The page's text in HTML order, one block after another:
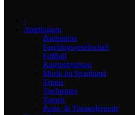
∙
Abteilungen
Badminton
Faschingsgesellschaft
Fußball
Karateabteilung
Musik im Sportbund
Tennis
Tischtennis
Turnen
Reise- & Theaterfreunde